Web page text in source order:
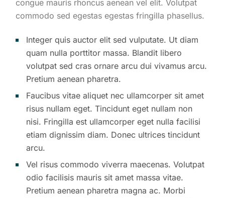
congue mauris rhoncus aenean vel elit. Volutpat
commodo sed egestas egestas fringilla phasellus.
Integer quis auctor elit sed vulputate. Ut diam
quam nulla porttitor massa. Blandit libero
volutpat sed cras ornare arcu dui vivamus arcu.
Pretium aenean pharetra.
Faucibus vitae aliquet nec ullamcorper sit amet
risus nullam eget. Tincidunt eget nullam non
nisi. Fringilla est ullamcorper eget nulla facilisi
etiam dignissim diam. Donec ultrices tincidunt
arcu.
Vel risus commodo viverra maecenas. Volutpat
odio facilisis mauris sit amet massa vitae.
Pretium aenean pharetra magna ac. Morbi